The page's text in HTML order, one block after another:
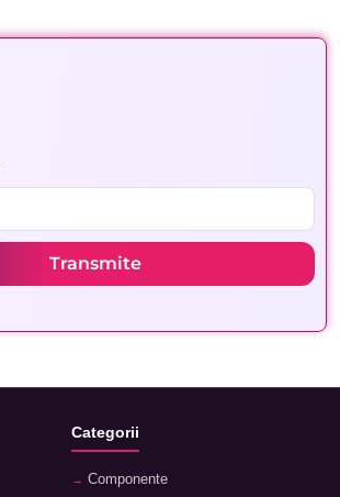
Transmite
Categorii
Componente